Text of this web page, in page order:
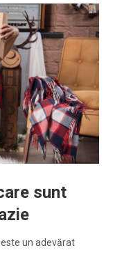
sunt
un adevărat